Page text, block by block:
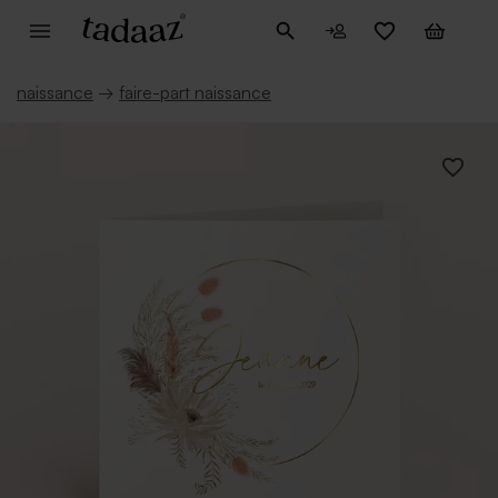
naissance → faire-part naissance